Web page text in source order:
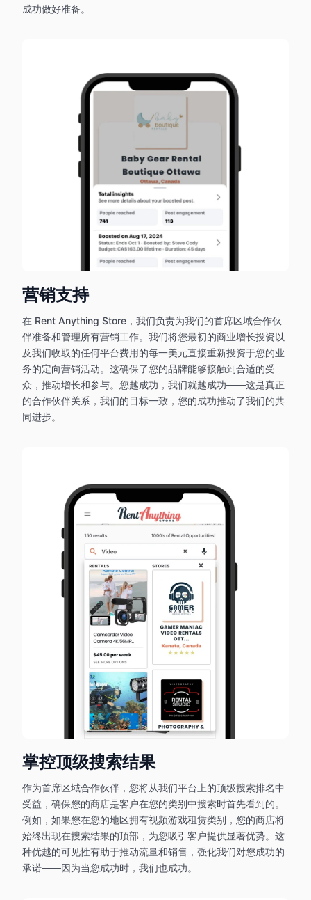
成功做好准备。
营销支持
在 Rent Anything Store，我们负责为我们的首席区域合作伙
伴准备和管理所有营销工作。我们将您最初的商业增长投资以
及我们收取的任何平台费用的每一美元直接重新投资于您的业
务的定向营销活动。这确保了您的品牌能够接触到合适的受
众，推动增长和参与。您越成功，我们就越成功——这是真正
的合作伙伴关系，我们的目标一致，您的成功推动了我们的共
同进步。
掌控顶级搜索结果
作为首席区域合作伙伴，您将从我们平台上的顶级搜索排名中
受益，确保您的商店是客户在您的类别中搜索时首先看到的。
例如，如果您在您的地区拥有视频游戏租赁类别，您的商店将
始终出现在搜索结果的顶部，为您吸引客户提供显著优势。这
种优越的可见性有助于推动流量和销售，强化我们对您成功的
承诺——因为当您成功时，我们也成功。